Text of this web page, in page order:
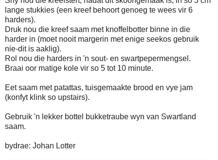
lange stukkies (een kreef behoort genoeg te wees vir 6
harders).
Druk nou die kreef saam met knoffelbotter binne in die
harder in (moet nooit margerin met enige seekos gebruik
nie-dit is aaklig).
Rol nou die harders in 'n sout- en swartpepermengsel.
Braai oor matige kole vir so 5 tot 10 minute.
Eet saam met patattas, tuisgemaakte brood en vye jam
(konfyt klink so upstairs).
Gebruik 'n lekker bottel bukketraube wyn van Swartland
saam.
bydrae: Johan Lotter